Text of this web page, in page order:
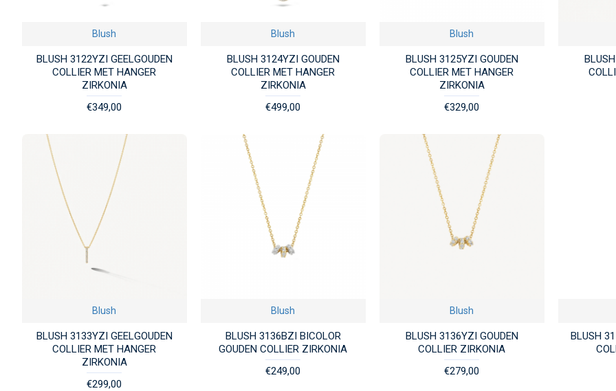
Blush
BLUSH 3122YZI GEELGOUDEN
COLLIER MET HANGER
ZIRKONIA
€349,00
Blush
BLUSH 3124YZI GOUDEN
COLLIER MET HANGER
ZIRKONIA
€499,00
Blush
BLUSH 3125YZI GOUDEN
COLLIER MET HANGER
ZIRKONIA
€329,00
Blush
BLUSH 3133YZI GEELGOUDEN
COLLIER MET HANGER
ZIRKONIA
€299,00
Blush
BLUSH 3136BZI BICOLOR
GOUDEN COLLIER ZIRKONIA
€249,00
Blush
BLUSH 3136YZI GOUDEN
COLLIER ZIRKONIA
€279,00
BLUSH